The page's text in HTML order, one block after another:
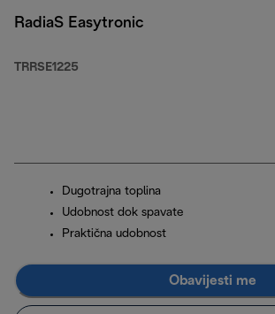
RadiaS Easytronic
TRRSE1225
Dugotrajna toplina
Udobnost dok spavate
Praktična udobnost
Obavijesti me